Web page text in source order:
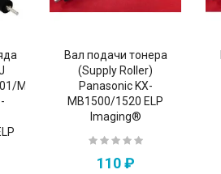
M506/M527
Вал подачи тонера
(Supply Roller)
Panasonic KX-
MB1500/1520 ELP
Imaging®
110 ₽